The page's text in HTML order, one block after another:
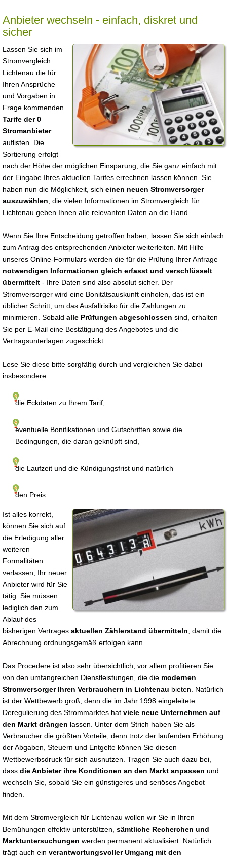
Anbieter wechseln - einfach, diskret und
sicher
Lassen Sie sich im
Stromvergleich
Lichtenau die für
Ihren Ansprüche
und Vorgaben in
Frage kommenden
Tarife der 0
Stromanbieter
auflisten. Die
Sortierung erfolgt
nach der Höhe der möglichen Einsparung, die Sie ganz einfach mit
der Eingabe Ihres aktuellen Tarifes errechnen lassen können. Sie
haben nun die Möglichkeit, sich einen neuen Stromversorger
auszuwählen , die vielen Informationen im Stromvergleich für
Lichtenau geben Ihnen alle relevanten Daten an die Hand.
Wenn Sie Ihre Entscheidung getroffen haben, lassen Sie sich einfach
zum Antrag des entsprechenden Anbieter weiterleiten. Mit Hilfe
unseres Online-Formulars werden die für die Prüfung Ihrer Anfrage
notwendigen Informationen gleich erfasst und verschlüsselt
übermittelt - Ihre Daten sind also absolut sicher. Der
Stromversorger wird eine Bonitätsauskunft einholen, das ist ein
üblicher Schritt, um das Ausfallrisiko für die Zahlungen zu
minimieren. Sobald alle Prüfungen abgeschlossen sind, erhalten
Sie per E-Mail eine Bestätigung des Angebotes und die
Vertragsunterlagen zugeschickt.
Lese Sie diese bitte sorgfältig durch und vergleichen Sie dabei
insbesondere
die Eckdaten zu Ihrem Tarif,
eventuelle Bonifikationen und Gutschriften sowie die
Bedingungen, die daran geknüpft sind,
die Laufzeit und die Kündigungsfrist und natürlich
den Preis.
Ist alles korrekt,
können Sie sich auf
die Erledigung aller
weiteren
Formalitäten
verlassen, Ihr neuer
Anbieter wird für Sie
tätig. Sie müssen
lediglich den zum
Ablauf des
bisherigen Vertrages aktuellen Zählerstand übermitteln , damit die
Abrechnung ordnungsgemäß erfolgen kann.
Das Procedere ist also sehr übersichtlich, vor allem profitieren Sie
von den umfangreichen Dienstleistungen, die die modernen
Stromversorger Ihren Verbrauchern in Lichtenau bieten. Natürlich
ist der Wettbewerb groß, denn die im Jahr 1998 eingeleitete
Deregulierung des Strommarktes hat viele neue Unternehmen auf
den Markt drängen lassen. Unter dem Strich haben Sie als
Verbraucher die größten Vorteile, denn trotz der laufenden Erhöhung
der Abgaben, Steuern und Entgelte können Sie diesen
Wettbewerbsdruck für sich ausnutzen. Tragen Sie auch dazu bei,
dass die Anbieter ihre Konditionen an den Markt anpassen und
wechseln Sie, sobald Sie ein günstigeres und seriöses Angebot
finden.
Mit dem Stromvergleich für Lichtenau wollen wir Sie in Ihren
Bemühungen effektiv unterstützen, sämtliche Recherchen und
Marktuntersuchungen werden permanent aktualisiert. Natürlich
trägt auch ein verantwortungsvoller Umgang mit den